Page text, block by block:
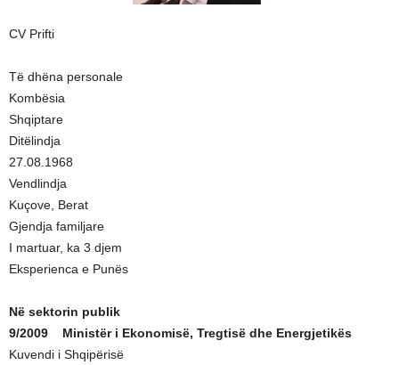
CV Prifti
Të dhëna personale
Kombësia
Shqiptare
Ditëlindja
27.08.1968
Vendlindja
Kuçove, Berat
Gjendja familjare
I martuar, ka 3 djem
Eksperienca e Punës
Në sektorin publik
9/2009 Ministër i Ekonomisë, Tregtisë dhe Energjetikës
Kuvendi i Shqipërisë